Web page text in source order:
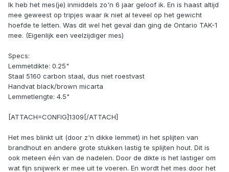
Ik heb het mes(je) inmiddels zo'n 6 jaar geloof ik. En is haast altijd
mee geweest op tripjes waar ik niet al teveel op het gewicht
hoefde te letten. Was dit wel het geval dan ging de Ontario TAK-1
mee. (Eigenlijk een veelzijdiger mes)
Specs:
Lemmetdikte: 0.25"
Staal 5160 carbon staal, dus niet roestvast
Handvat black/brown micarta
Lemmetlengte: 4.5"
[ATTACH=CONFIG]1309[/ATTACH]
Het mes blinkt uit (door z'n dikke lemmet) in het splijten van
brandhout en andere grote stukken lastig te splijten hout. Dit is
ook meteen één van de nadelen. Door de dikte is het lastiger om
wat fijn snijwerk er mee uit te voeren. En wordt het mes door het